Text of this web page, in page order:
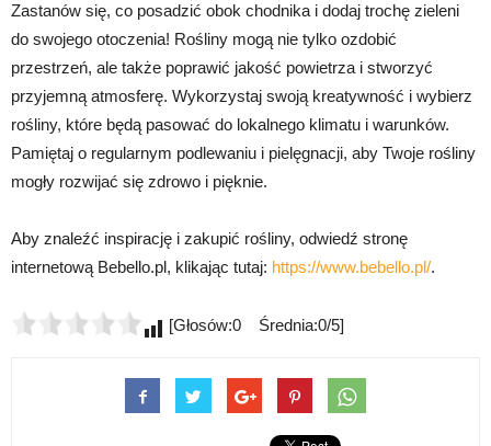
Zastanów się, co posadzić obok chodnika i dodaj trochę zieleni
do swojego otoczenia! Rośliny mogą nie tylko ozdobić
przestrzeń, ale także poprawić jakość powietrza i stworzyć
przyjemną atmosferę. Wykorzystaj swoją kreatywność i wybierz
rośliny, które będą pasować do lokalnego klimatu i warunków.
Pamiętaj o regularnym podlewaniu i pielęgnacji, aby Twoje rośliny
mogły rozwijać się zdrowo i pięknie.
Aby znaleźć inspirację i zakupić rośliny, odwiedź stronę
internetową Bebello.pl, klikając tutaj: https://www.bebello.pl/.
[Głosów:0 Średnia:0/5]